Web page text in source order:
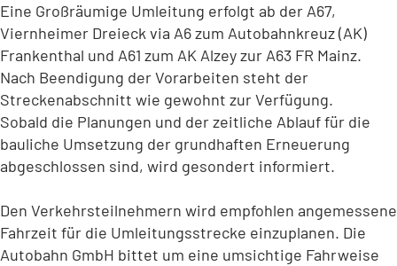
Eine Großräumige Umleitung erfolgt ab der A67,
Viernheimer Dreieck via A6 zum Autobahnkreuz (AK)
Frankenthal und A61 zum AK Alzey zur A63 FR Mainz.
Nach Beendigung der Vorarbeiten steht der
Streckenabschnitt wie gewohnt zur Verfügung.
Sobald die Planungen und der zeitliche Ablauf für die
bauliche Umsetzung der grundhaften Erneuerung
abgeschlossen sind, wird gesondert informiert.
Den Verkehrsteilnehmern wird empfohlen angemessene
Fahrzeit für die Umleitungsstrecke einzuplanen. Die
Autobahn GmbH bittet um eine umsichtige Fahrweise